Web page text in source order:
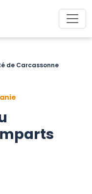
de Carcassonne